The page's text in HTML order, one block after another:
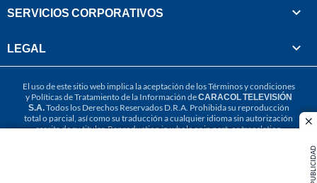
PUBLICIDAD
SERVICIOS CORPORATIVOS
LEGAL
El uso de este sitio web implica la aceptación de losTérminos y condiciones
y Políticas de Tratamiento de la Información deCARACOL TELEVISIÓN
S.A.Todos los Derechos Reservados D.R.A. Prohibida su reproducción
total o parcial, así como su traducción a cualquier idioma sin autorización
escrita de su titular. Reproduction in whole or in part, or translation